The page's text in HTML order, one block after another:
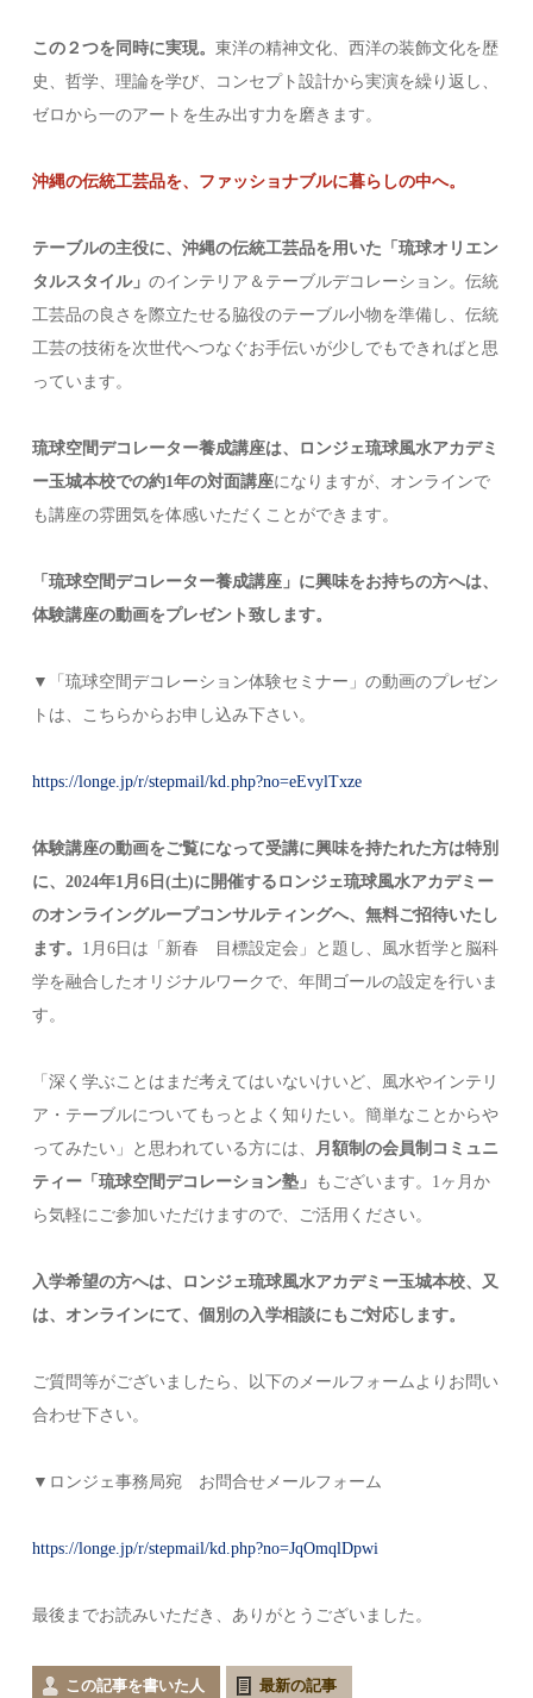
この２つを同時に実現。東洋の精神文化、西洋の装飾文化を歴
史、哲学、理論を学び、コンセプト設計から実演を繰り返し、
ゼロから一のアートを生み出す力を磨きます。
沖縄の伝統工芸品を、ファッショナブルに暮らしの中へ。
テーブルの主役に、沖縄の伝統工芸品を用いた「琉球オリエン
タルスタイル」のインテリア＆テーブルデコレーション。伝統
工芸品の良さを際立たせる脇役のテーブル小物を準備し、伝統
工芸の技術を次世代へつなぐお手伝いが少しでもできればと思
っています。
琉球空間デコレーター養成講座は、ロンジェ琉球風水アカデミ
ー玉城本校での約1年の対面講座になりますが、オンラインで
も講座の雰囲気を体感いただくことができます。
「琉球空間デコレーター養成講座」に興味をお持ちの方へは、
体験講座の動画をプレゼント致します。
▼「琉球空間デコレーション体験セミナー」の動画のプレゼン
トは、こちらからお申し込み下さい。
https://longe.jp/r/stepmail/kd.php?no=eEvylTxze
体験講座の動画をご覧になって受講に興味を持たれた方は特別
に、2024年1月6日(土)に開催するロンジェ琉球風水アカデミー
のオンライングループコンサルティングへ、無料ご招待いたし
ます。 1月6日は「新春 目標設定会」と題し、風水哲学と脳科
学を融合したオリジナルワークで、年間ゴールの設定を行いま
す。
「深く学ぶことはまだ考えてはいないけいど、風水やインテリ
ア・テーブルについてもっとよく知りたい。簡単なことからや
ってみたい」と思われている方には、
月額制の会員制コミュニ
ティー「琉球空間デコレーション塾」 もございます。1ヶ月か
ら気軽にご参加いただけますので、ご活用ください。
入学希望の方へは、ロンジェ琉球風水アカデミー玉城本校、又
は、オンラインにて、個別の入学相談にもご対応します。
ご質問等がございましたら、以下のメールフォームよりお問い
合わせ下さい。
▼ロンジェ事務局宛 お問合せメールフォーム
https://longe.jp/r/stepmail/kd.php?no=JqOmqlDpwi
最後までお読みいただき、ありがとうございました。
この記事を書いた人 最新の記事